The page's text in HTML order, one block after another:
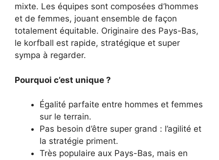
mixte. Les équipes sont composées d’hommes
et de femmes, jouant ensemble de façon
totalement équitable. Originaire des Pays-Bas,
le korfball est rapide, stratégique et super
sympa à regarder.
Pourquoi c’est unique ?
Égalité parfaite entre hommes et femmes
sur le terrain.
Pas besoin d’être super grand : l’agilité et
la stratégie priment.
Très populaire aux Pays-Bas, mais en